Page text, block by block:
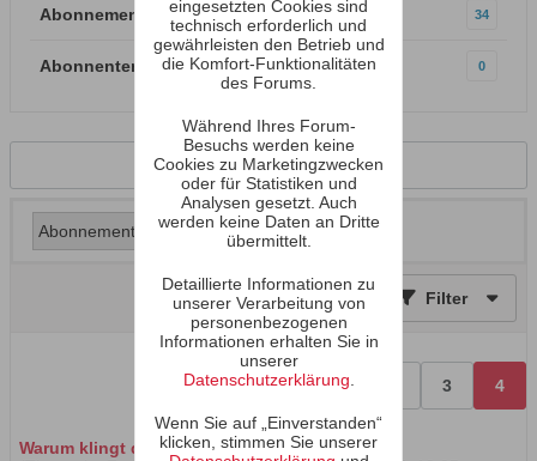
Abonnements 34
Abonnenten 0
Zurück zum Profil
Filter
Vorherige 1 3 4
Warum klingt die Elektronik gleich?
eingesetzten Cookies sind
technisch erforderlich und
gewährleisten den Betrieb und
die Komfort-Funktionalitäten
des Forums.
Während Ihres Forum-
Besuchs werden keine
Cookies zu Marketingzwecken
oder für Statistiken und
Analysen gesetzt. Auch
werden keine Daten an Dritte
übermittelt.
Detaillierte Informationen zu
unserer Verarbeitung von
personenbezogenen
Informationen erhalten Sie in
unserer
Datenschutzerklärung
Wenn Sie auf „Einverstanden“
klicken, stimmen Sie unserer